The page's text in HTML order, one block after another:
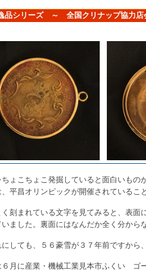
品シリーズ ～ 全国クリナップ協力店
ょこちょこ発掘していると面白いもの
平昌オリンピックが開催されているこ
く刻まれている文字を見てみると、表
いました。裏面にはなんだか全く分から
にしても、５６豪雪が３７年前ですから
６月に産業・機械工業見本市ふくい ゴ